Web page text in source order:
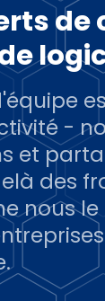
de
-
et
des
nous le